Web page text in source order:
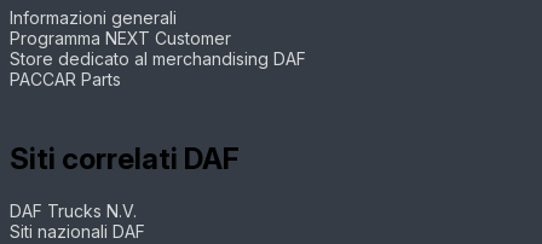
Informazioni generali
Programma NEXT Customer
Store dedicato al merchandising DAF
PACCAR Parts
Siti correlati DAF
DAF Trucks N.V.
Siti nazionali DAF